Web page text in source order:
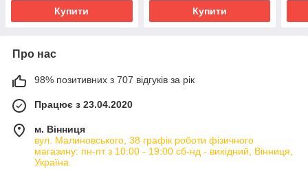
Купити Купити
Про нас
98% позитивних з 707 відгуків за рік
Працює з 23.04.2020
м. Вінниця
вул. Малиновського, 38 графік роботи фізичного
магазину: пн-пт з 10:00 - 19:00 сб-нд - вихідний, Вінниця,
Україна